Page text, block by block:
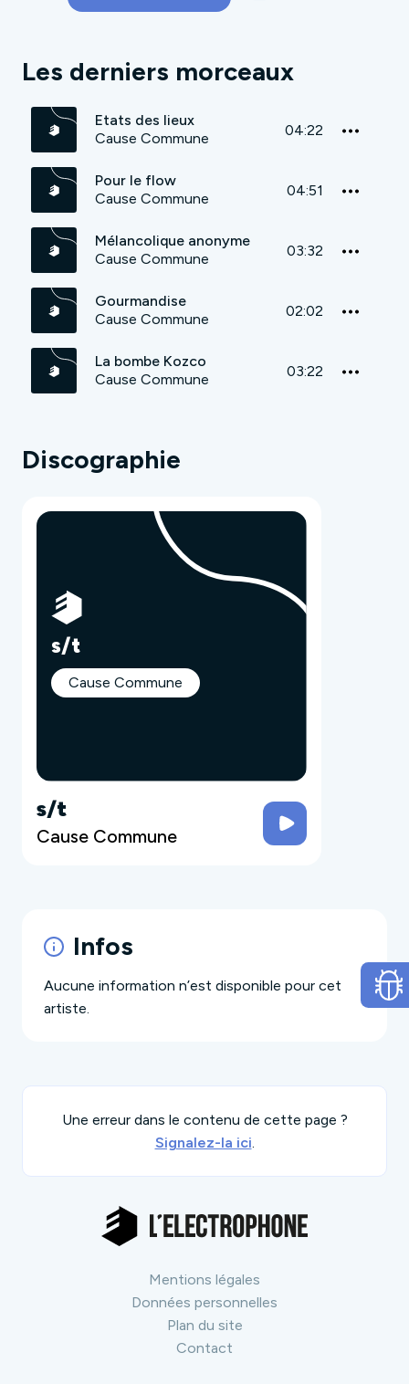
Les derniers morceaux
Etats des lieux
Cause Commune
04:22
Pour le flow
Cause Commune
04:51
Mélancolique anonyme
Cause Commune
03:32
Gourmandise
Cause Commune
02:02
La bombe Kozco
Cause Commune
03:22
Discographie
s/t
Cause Commune
s/t
Cause Commune
Infos
Aucune information n’est disponible pour cet
artiste.
Une erreur dans le contenu de cette page ?
Signalez-la ici.
Mentions légales
Données personnelles
Plan du site
Contact